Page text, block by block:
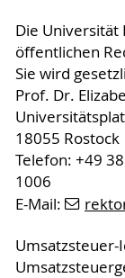
Die Universität
öffentlichen
Sie wird
Prof. Dr.
18055 Rostock
Telefon: +49
1006
E-Mail: